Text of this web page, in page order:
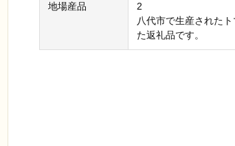
地場産品
2
八代市で生産された
た返礼品です。